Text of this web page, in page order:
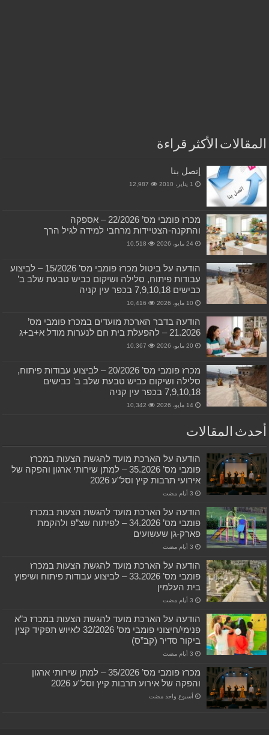
المقالات الأكثر قراءة
إتصل بنا
1 يناير، 2010 12,987
מכרז פומבי מס’ 22/2026 – אספקה
והתקנה-הצטיידות מרחבי למידה לגיל הרך
24 مايو، 2026 10,518
הודעה על ביטול מכרז פומבי מס’ 15/2026 – לביצוע
עבודות פיתוח, סלילה ושיקום כביש טבעת שלב ב’
כבישים 7,9,10,18 בכפר עין קניה
10 مايو، 2026 10,416
הודעה בדבר הארכת מועדים במכרז פומבי מס’
21.2026 – להפעלת בית חם לנערות מודל א+ב+ג
20 مايو، 2026 10,367
מכרז פומבי מס’ 20/2026 – לביצוע עבודות פיתוח,
סלילה ושיקום כביש טבעת שלב ב’ כבישים
7,9,10,18 בכפר עין קניה
14 مايو، 2026 10,342
أحدث المقالات
הודעה על הארכת מועד להגשת הצעות במכרז
פומבי מס’ 35.2026 – למתן שירותי ארגון והפקה של
אירועי תרבות קיץ וסל”ע 2026
הודעה על הארכת מועד להגשת הצעות במכרז
פומבי מס’ 34.2026 – לפיתוח שצ”פ ולהקמת
פארק-גן שעשועים
הודעה על הארכת מועד להגשת הצעות במכרז
פומבי מס’ 33.2026 – לביצוע עבודות פיתוח ושיפוץ
בית העלמין
הודעה על הארכת מועד להגשת הצעות במכרז כ”א
פנימי/חיצוני פומבי מס’ 32/2026 לאיוש תפקיד קצין
ביקור סדיר (קב”ס)
מכרז פומבי מס’ 35/2026 – למתן שירותי ארגון
והפקה של אירוע תרבות קיץ וסל”ע 2026
‏أسبوع واحد مضت